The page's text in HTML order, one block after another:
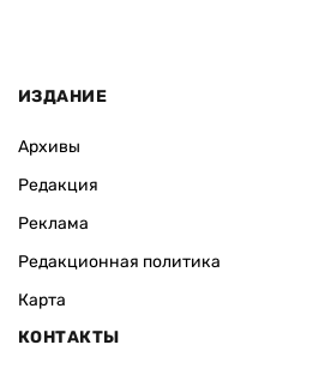
ИЗДАНИЕ
Архивы
Редакция
Реклама
Редакционная политика
Карта
КОНТАКТЫ